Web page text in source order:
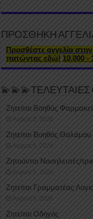
ΠΡΟΣΘΗΚΗ
Προσθέστε αγγελία
πατώντας εδώ! 10.000 -
💫💫💫ΤΕΛΕΥΤΑΙΕΣ
Ζητείται Βοηθός
August 5, 2026
Ζητείται Βοηθός Θαλάμου
August 5, 2026
Ζητούνται Νοσηλευτές/
August 5, 2026
Ζητείται Γραμματέας
August 5, 2026
Ζητείται Οδηγός